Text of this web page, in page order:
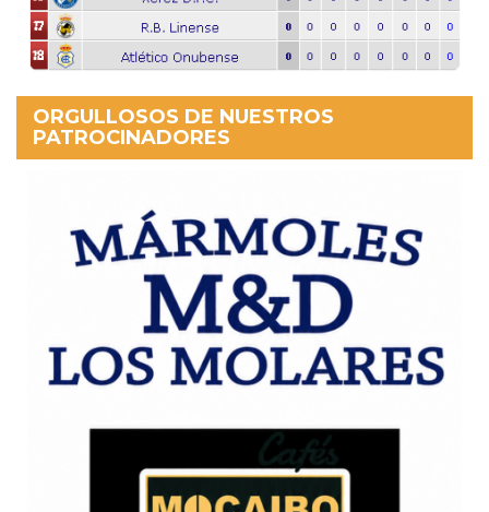
ORGULLOSOS DE NUESTROS
PATROCINADORES